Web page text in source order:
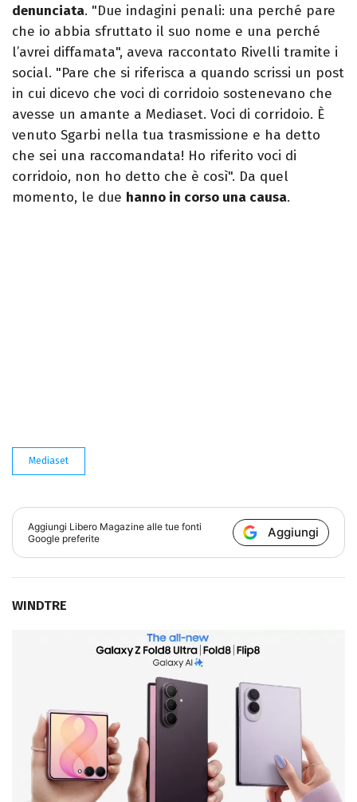
denunciata. "Due indagini penali: una perché pare
che io abbia sfruttato il suo nome e una perché
l’avrei diffamata", aveva raccontato Rivelli tramite i
social. "Pare che si riferisca a quando scrissi un post
in cui dicevo che voci di corridoio sostenevano che
avesse un amante a Mediaset. Voci di corridoio. È
venuto Sgarbi nella tua trasmissione e ha detto
che sei una raccomandata! Ho riferito voci di
corridoio, non ho detto che è così". Da quel
momento, le due hanno in corso una causa.
Mediaset
Aggiungi Libero Magazine alle tue fonti
Google preferite
Aggiungi
WINDTRE